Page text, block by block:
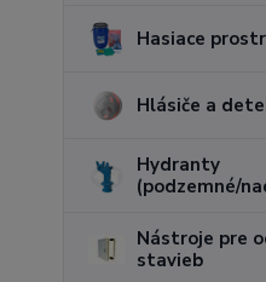
Hasiace
Hlásiče a
Hydranty
(podzemné/
Nástroje pre
stavieb